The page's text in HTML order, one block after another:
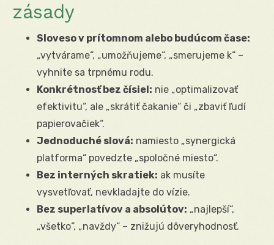
zásady
Sloveso v prítomnom alebo budúcom čase:
„vytvárame“, „umožňujeme“, „smerujeme k“ –
vyhnite sa trpnému rodu.
Konkrétnosť bez čísiel: nie „optimalizovať
efektivitu“, ale „skrátiť čakanie“ či „zbaviť ľudí
papierovačiek“.
Jednoduché slová: namiesto „synergická
platforma“ povedzte „spoločné miesto“.
Bez interných skratiek: ak musíte
vysvetľovať, nevkladajte do vízie.
Bez superlatívov a absolútov: „najlepší“,
„všetko“, „navždy“ – znižujú dôveryhodnosť.